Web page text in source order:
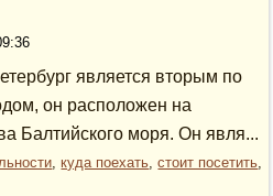
является вторым по
он расположен на
Балтийского моря. Он явля...
,куда поехать,стоит посетить,